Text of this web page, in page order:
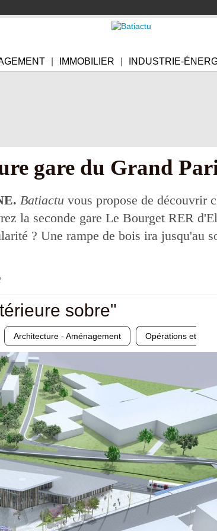
IMMOBILIER INDUSTRIE-
gare du Grand
Batiactu vous propose de découvrir
la seconde gare Le Bourget RER
? Une rampe de bois ira jusqu'au
sobre"
Architecture - Aménagement Opérations et